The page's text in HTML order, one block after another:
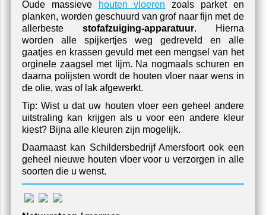
Oude massieve houten vloeren zoals parket en
planken, worden geschuurd van grof naar fijn met de
allerbeste stofafzuiging-apparatuur. Hierna
worden alle spijkertjes weg gedreveld en alle
gaatjes en krassen gevuld met een mengsel van het
orginele zaagsel met lijm. Na nogmaals schuren en
daarna polijsten wordt de houten vloer naar wens in
de olie, was of lak afgewerkt.
Tip: Wist u dat uw houten vloer een geheel andere
uitstraling kan krijgen als u voor een andere kleur
kiest? Bijna alle kleuren zijn mogelijk.
Daarnaast kan Schildersbedrijf Amersfoort ook een
geheel nieuwe houten vloer voor u verzorgen in alle
soorten die u wenst.